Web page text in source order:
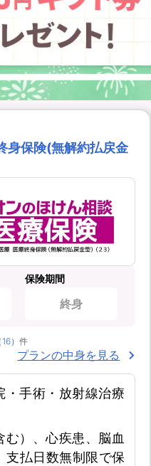
保険(無解約払戻金
保険期間
終身
16） 件
プランの中身を見る
・手術・放射線治療
む）、心疾患、脳血
支払日数無制限で保